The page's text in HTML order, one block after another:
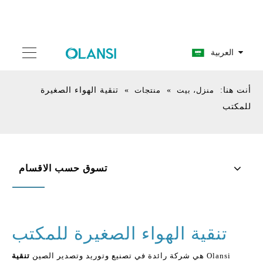
العربية
أنت هنا: منزل، بيت » منتجات »
تنقية الهواء الصغيرة
للمكتب
تسوق حسب الاقسام
تنقية الهواء الصغيرة للمكتب
Olansi هي شركة رائدة في تصنيع وتوريد وتصدير الصين تنقية